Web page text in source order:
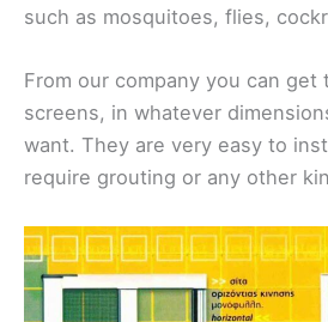
such as mosquitoes, flies,
From our company you can get
screens, in whatever
want. They are very easy to
require grouting or any other